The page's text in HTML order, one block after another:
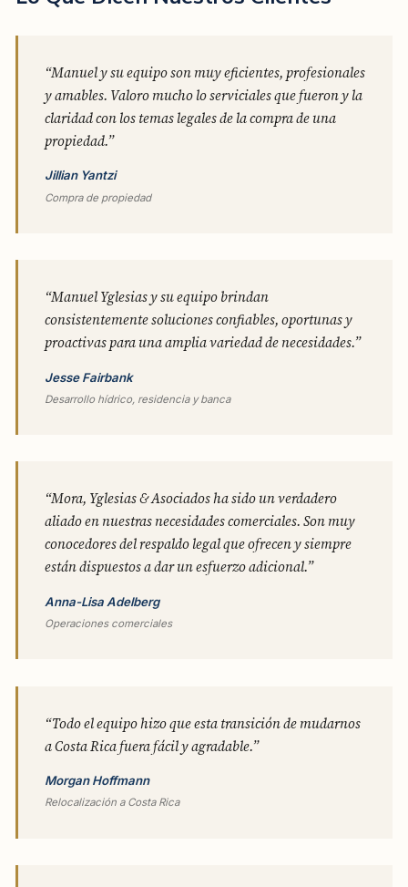
“Manuel y su equipo son muy eficientes, profesionales
y amables. Valoro mucho lo serviciales que fueron y la
claridad con los temas legales de la compra de una
propiedad.”
Jillian Yantzi
Compra de propiedad
“Manuel Yglesias y su equipo brindan
consistentemente soluciones confiables, oportunas y
proactivas para una amplia variedad de necesidades.”
Jesse Fairbank
Desarrollo hídrico, residencia y banca
“Mora, Yglesias & Asociados ha sido un verdadero
aliado en nuestras necesidades comerciales. Son muy
conocedores del respaldo legal que ofrecen y siempre
están dispuestos a dar un esfuerzo adicional.”
Anna-Lisa Adelberg
Operaciones comerciales
“Todo el equipo hizo que esta transición de mudarnos
a Costa Rica fuera fácil y agradable.”
Morgan Hoffmann
Relocalización a Costa Rica